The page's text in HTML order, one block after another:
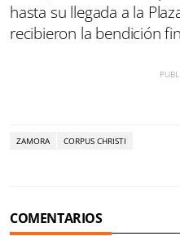
hasta su llegada a la
recibieron la bendición
ZAMORA CORPUS CHRISTI
COMENTARIOS